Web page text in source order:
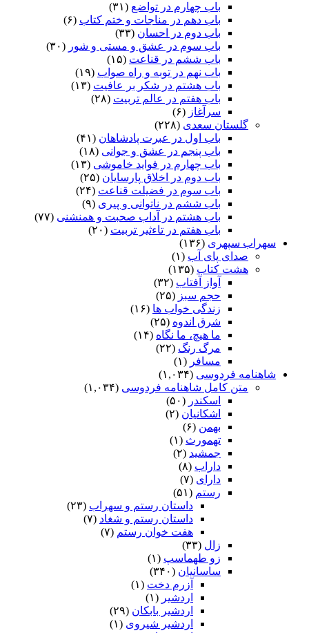
باب چهارم در تواضع (۳۱)
باب دهم در مناجات و ختم کتاب (۶)
باب دوم در احسان (۳۳)
باب سوم در عشق و مستی و شور (۳۰)
باب ششم در قناعت (۱۵)
باب نهم در توبه و راه صواب (۱۹)
باب هشتم در شکر بر عافیت (۱۳)
باب هفتم در عالم تربیت (۲۸)
سرآغاز (۶)
گلستان سعدی (۲۲۸)
باب اول در عبرت پادشاهان (۴۱)
باب پنجم در عشق و جوانى (۱۸)
باب چهارم در فواید خاموشى (۱۳)
باب دوم در اخلاق پارسایان (۲۵)
باب سوم در فضیلت قناعت (۲۴)
باب ششم در ناتوانى و پیرى (۹)
باب هشتم در آداب صحبت و همنشنى (۷۷)
باب هفتم در تاءثیر تربیت (۲۰)
سهراب سپهری (۱۳۶)
صدای پای آب (۱)
هشت کتاب (۱۳۵)
آواز آفتاب (۳۲)
حجم سبز (۲۵)
زندگی خواب ها (۱۶)
شرق اندوه (۲۵)
ما هیچ، ما نگاه (۱۴)
مرگ رنگ (۲۲)
مسافر (۱)
شاهنامه فردوسی (۱,۰۳۴)
متن کامل شاهنامه فردوسی (۱,۰۳۴)
اسکندر (۵۰)
اشکانیان (۲)
بهمن (۶)
تهمورث (۱)
جمشید (۲)
داراب (۸)
دارای (۷)
رستم (۵۱)
داستان رستم و سهراب (۲۳)
داستان رستم و شغاد (۷)
هفت خوان رستم‏ (۷)
زال (۳۳)
زو طهماسپ‏ (۱)
ساسانیان (۳۴۰)
آزرم دخت (۱)
اردشیر (۱)
اردشیر بابکان (۲۹)
اردشیر شیروی (۱)